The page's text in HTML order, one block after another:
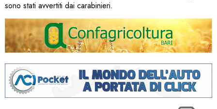
sono stati avvertiti dai carabinieri.